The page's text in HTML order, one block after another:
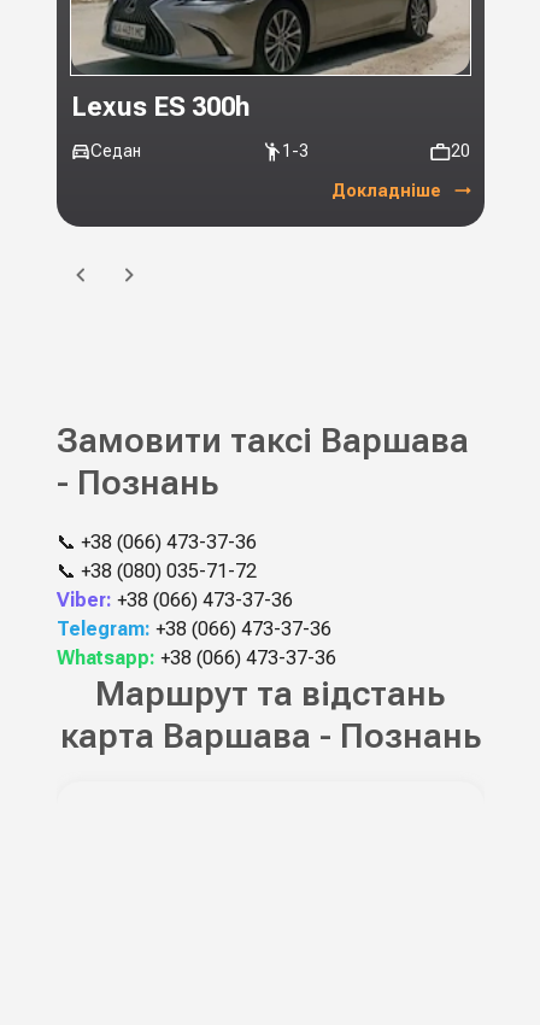
Lexus ES 300h
Седан 1-3 20
Докладніше
Замовити таксі Варшава
- Познань
📞 +38 (066) 473-37-36
📞 +38 (080) 035-71-72
Viber: +38 (066) 473-37-36
Telegram: +38 (066) 473-37-36
Whatsapp: +38 (066) 473-37-36
Маршрут та відстань
карта Варшава - Познань